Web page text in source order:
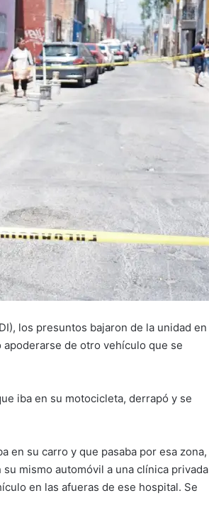
los presuntos bajaron de la unidad en
de otro vehículo que se
iba en su motocicleta, derrapó y se
en su carro y que pasaba por esa zona,
mismo automóvil a una clínica privada
en las afueras de ese hospital. Se